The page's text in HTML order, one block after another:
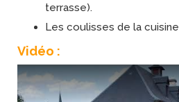
terrasse).
Les coulisses de la cuisine
Vidéo :